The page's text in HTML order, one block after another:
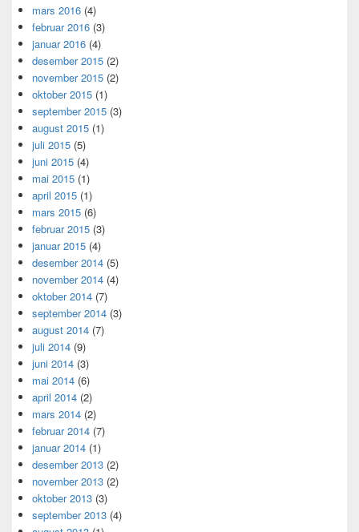
mars 2016 (4)
februar 2016 (3)
januar 2016 (4)
desember 2015 (2)
november 2015 (2)
oktober 2015 (1)
september 2015 (3)
august 2015 (1)
juli 2015 (5)
juni 2015 (4)
mai 2015 (1)
april 2015 (1)
mars 2015 (6)
februar 2015 (3)
januar 2015 (4)
desember 2014 (5)
november 2014 (4)
oktober 2014 (7)
september 2014 (3)
august 2014 (7)
juli 2014 (9)
juni 2014 (3)
mai 2014 (6)
april 2014 (2)
mars 2014 (2)
februar 2014 (7)
januar 2014 (1)
desember 2013 (2)
november 2013 (2)
oktober 2013 (3)
september 2013 (4)